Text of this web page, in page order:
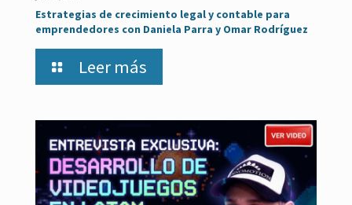
Estrategias de crecimiento legal y contable para
emprendedores con Daniela Parra y Omar Rodríguez
Leer más